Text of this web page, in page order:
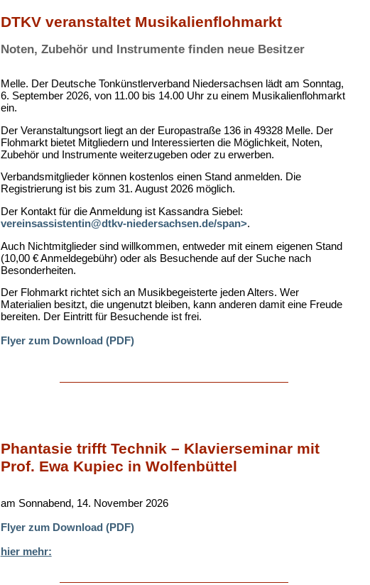
DTKV veranstaltet Musikalienflohmarkt
Noten, Zubehör und Instrumente finden neue Besitzer
Melle. Der Deutsche Tonkünstlerverband Niedersachsen lädt am Sonntag,
6. September 2026, von 11.00 bis 14.00 Uhr zu einem Musikalienflohmarkt
ein.
Der Veranstaltungsort liegt an der Europastraße 136 in 49328 Melle. Der
Flohmarkt bietet Mitgliedern und Interessierten die Möglichkeit, Noten,
Zubehör und Instrumente weiterzugeben oder zu erwerben.
Verbandsmitglieder können kostenlos einen Stand anmelden. Die
Registrierung ist bis zum 31. August 2026 möglich.
Der Kontakt für die Anmeldung ist Kassandra Siebel:
vereinsassistentin@dtkv-niedersachsen.de/span>.
Auch Nichtmitglieder sind willkommen, entweder mit einem eigenen Stand
(10,00 € Anmeldegebühr) oder als Besuchende auf der Suche nach
Besonderheiten.
Der Flohmarkt richtet sich an Musikbegeisterte jeden Alters. Wer
Materialien besitzt, die ungenutzt bleiben, kann anderen damit eine Freude
bereiten. Der Eintritt für Besuchende ist frei.
Flyer zum Download (PDF)
Phantasie trifft Technik – Klavierseminar mit
Prof. Ewa Kupiec in Wolfenbüttel
am Sonnabend, 14. November 2026
Flyer zum Download (PDF)
hier mehr: